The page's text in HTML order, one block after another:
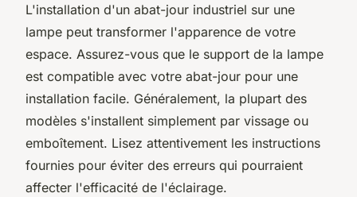
L'installation d'un abat-jour industriel sur une
lampe peut transformer l'apparence de votre
espace. Assurez-vous que le support de la lampe
est compatible avec votre abat-jour pour une
installation facile. Généralement, la plupart des
modèles s'installent simplement par vissage ou
emboîtement. Lisez attentivement les instructions
fournies pour éviter des erreurs qui pourraient
affecter l'efficacité de l'éclairage.